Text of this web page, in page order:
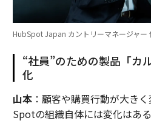
HubSpot Japan カントリーマネージャー
“社員”のための製品「カ
化
山本：顧客や購買行動が大き
Spotの組織自体には変化はある